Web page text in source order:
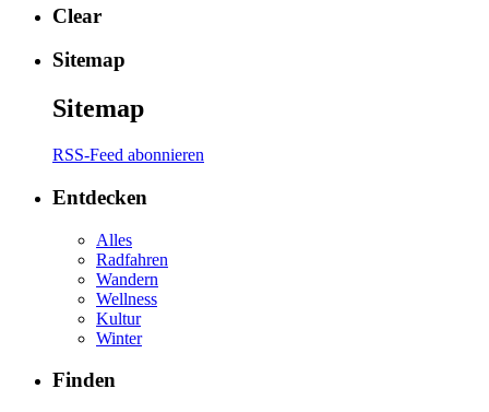
Clear
Sitemap
Sitemap
RSS-Feed abonnieren
Entdecken
Alles
Radfahren
Wandern
Wellness
Kultur
Winter
Finden